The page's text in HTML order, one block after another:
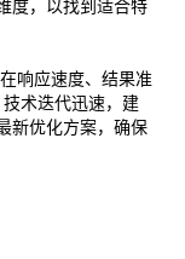
度，以找到适合特
响应速度、结果准
术迭代迅速，建
新优化方案，确保